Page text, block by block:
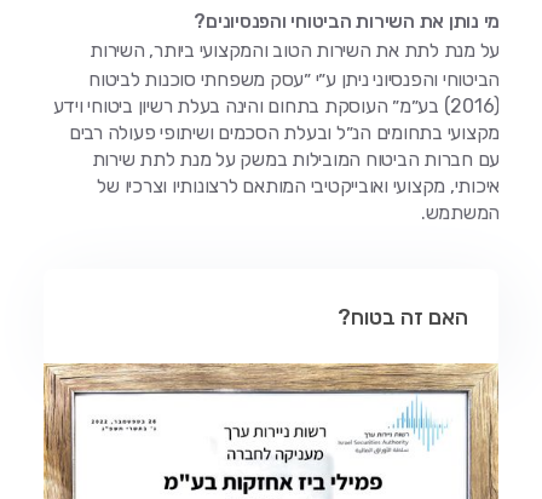
מי נותן את השירות הביטוחי והפנסיונים?
על מנת לתת את השירות הטוב והמקצועי ביותר, השירות
הביטוחי והפנסיוני ניתן ע״י ״עסק משפחתי סוכנות לביטוח
(2016) בע״מ״ העוסקת בתחום והינה בעלת רשיון ביטוחי וידע
מקצועי בתחומים הנ״ל ובעלת הסכמים ושיתופי פעולה רבים
עם חברות הביטוח המובילות במשק על מנת לתת שירות
איכותי, מקצועי ואובייקטיבי המותאם לרצונותיו וצרכיו של
המשתמש.
האם זה בטוח?